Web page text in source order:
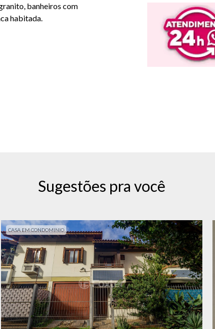
banheiros com
habitada.
Sugestões pra você
CASA EM CONDOMINIO